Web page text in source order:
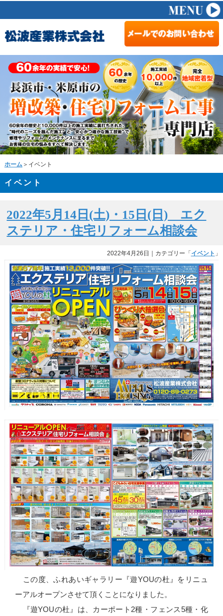
ホーム ＞イベント
イベント
2022年5月14日(土)・15日(日) エク
ステリア・住宅リフォーム相談会
2022年4月26日 ｜カテゴリー「 イベント 」
この度、ふれあいギャラリー『遊YOUの杜』をリニュ
ーアルオープンさせて頂くことになりました。
『遊YOUの杜』は、カーポート2種・フェンス5種・化